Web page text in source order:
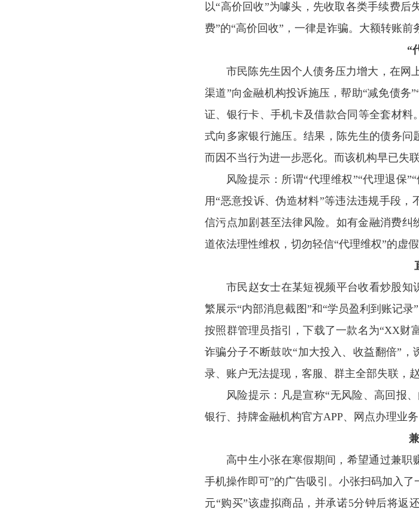
以“高价回收”为噱头，先收取各类手续费后
费”的“高价回收”，一律是诈骗。大额转账
“
市民陈先生因个人债务压力增大，在网
渠道”向金融机构投诉施压，帮助“减免债务
证、银行卡、手机卡及借款合同等全套材
式向多家银行施压。结果，陈先生的债务问
而因不当行为进一步恶化。而该机构早已失
风险提示：所谓“代理维权”“代理退保
用“恶意投诉、伪造材料”等违法违规手段
信污点加剧甚至法律风险。如有金融消费
道依法理性维权，切勿轻信“代理维权”的虚假
市民赵女士在某短视频平台收看炒股知
繁展示“内部消息截图”和“学员盈利到账记
按照群管理员指引，下载了一款名为“XX财
诈骗分子不断鼓吹“加大投入、收益翻倍”
录、账户无法提现，客服、群主全部失联，
风险提示：凡是宣称“无风险、高回报
银行、持牌金融机构官方APP、网点办理业
高中生小张在寒假期间，希望通过兼职
手机操作即可”的广告吸引。小张扫码加入
元“购买”该虚拟商品，并承诺5分钟后将返